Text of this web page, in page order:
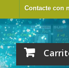
Contacte con